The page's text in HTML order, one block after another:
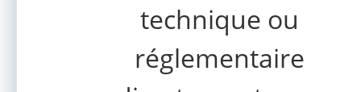
technique ou
réglementaire